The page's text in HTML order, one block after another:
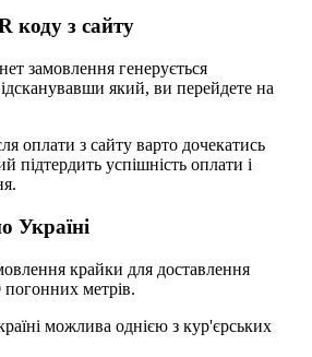
коду з сайту
замовлення генерується
який, ви перейдете на
оплати з сайту варто дочекатись
підтердить успішність оплати і
Україні
крайки для доставлення
погонних метрів.
можлива однією з кур'єрських